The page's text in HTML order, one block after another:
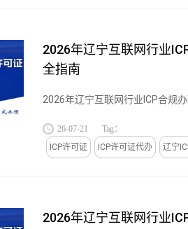
2026年辽宁互联网行业
全指南
2026年辽宁互联网行业ICP合规
26-07-21
Tag：
ICP许可证
ICP许可证代办 辽宁
2026年辽宁互联网行业